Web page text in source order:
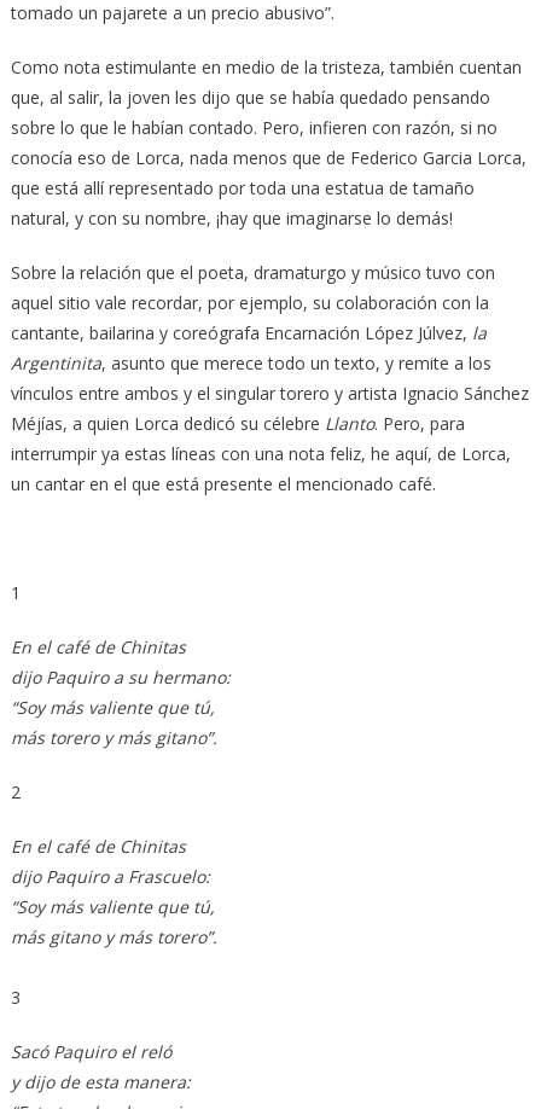
tomado un pajarete a un precio abusivo”.
Como nota estimulante en medio de la tristeza, también cuentan
que, al salir, la joven les dijo que se había quedado pensando
sobre lo que le habían contado. Pero, infieren con razón, si no
conocía eso de Lorca, nada menos que de Federico Garcia Lorca,
que está allí representado por toda una estatua de tamaño
natural, y con su nombre, ¡hay que imaginarse lo demás!
Sobre la relación que el poeta, dramaturgo y músico tuvo con
aquel sitio vale recordar, por ejemplo, su colaboración con la
cantante, bailarina y coreógrafa Encarnación López Júlvez, la
Argentinita, asunto que merece todo un texto, y remite a los
vínculos entre ambos y el singular torero y artista Ignacio Sánchez
Méjías, a quien Lorca dedicó su célebre Llanto. Pero, para
interrumpir ya estas líneas con una nota feliz, he aquí, de Lorca,
un cantar en el que está presente el mencionado café.
1
En el café de Chinitas
dijo Paquiro a su hermano:
“Soy más valiente que tú,
más torero y más gitano”.
2
En el café de Chinitas
dijo Paquiro a Frascuelo:
“Soy más valiente que tú,
más gitano y más torero”.
3
Sacó Paquiro el reló
y dijo de esta manera: